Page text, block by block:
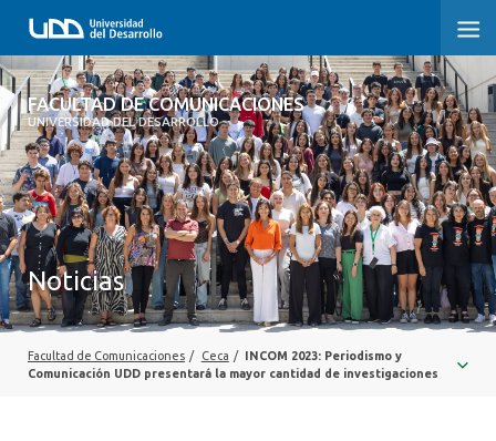
FACULTAD DE COMUNICACIONES
UNIVERSIDAD DEL DESARROLLO
FACULTAD DE COMUNICACIONES
INICIO
SOBRE LA FACULTAD
CARRERAS
POSTGRADOS Y EDUCACIÓN CONTINUA
INVESTIGACIÓN
Noticias
Facultad de Comunicaciones / Ceca / INCOM 2023: Periodismo y
Comunicación UDD presentará la mayor cantidad de investigaciones